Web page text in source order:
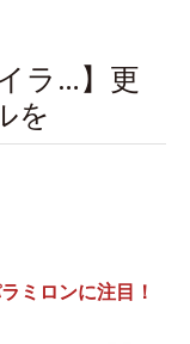
ラ…】更
を
ミロンに注目！